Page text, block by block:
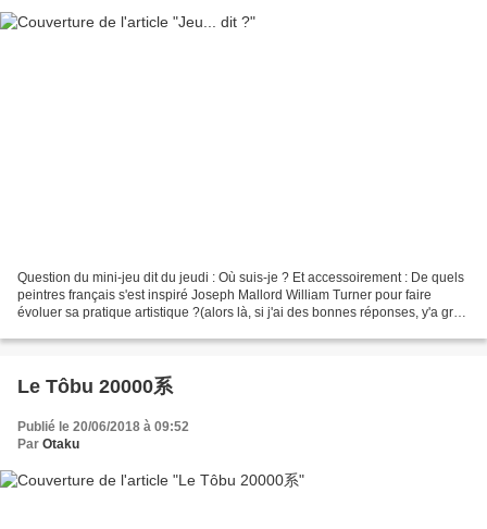
Question du mini-jeu dit du jeudi : Où suis-je ? Et accessoirement : De quels
peintres français s'est inspiré Joseph Mallord William Turner pour faire
évoluer sa pratique artistique ?(alors là, si j'ai des bonnes réponses, y'a gros
Le Tôbu 20000系
Publié le 20/06/2018 à 09:52
Par Otaku